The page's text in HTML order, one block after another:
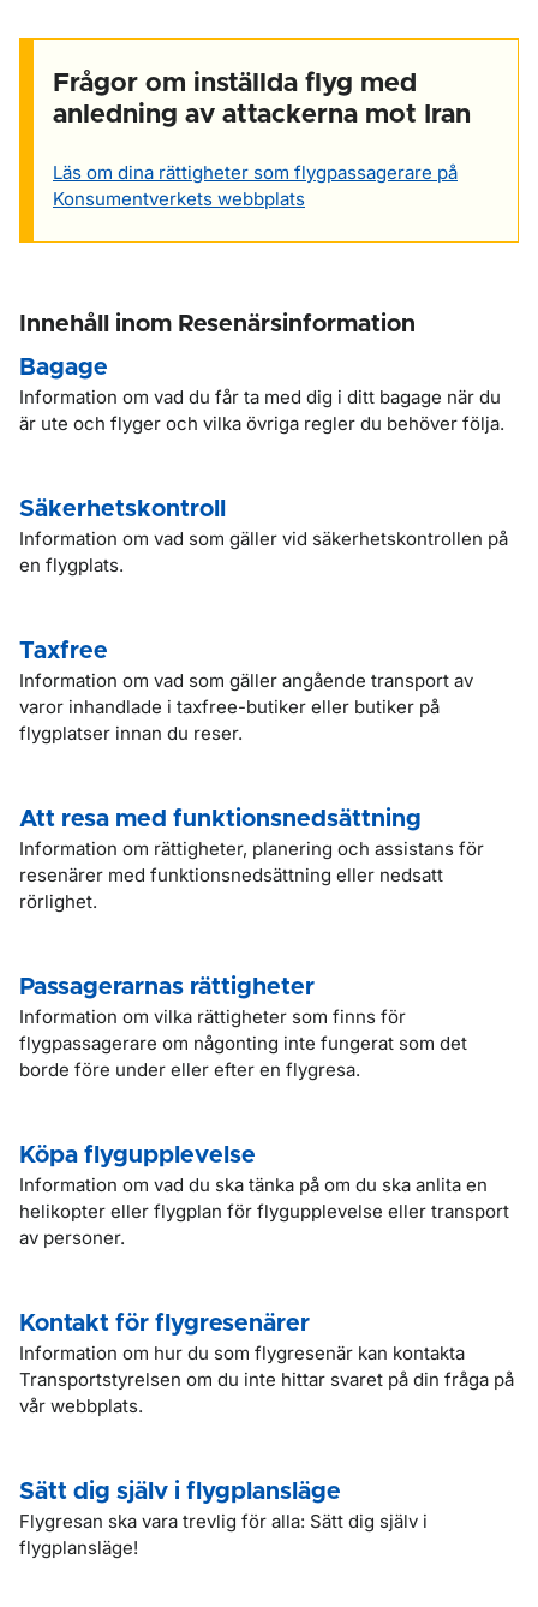
Frågor om inställda flyg med
anledning av attackerna mot Iran
Läs om dina rättigheter som flygpassagerare på
Konsumentverkets webbplats
Innehåll inom Resenärsinformation
Bagage
Information om vad du får ta med dig i ditt bagage när du
är ute och flyger och vilka övriga regler du behöver följa.
Säkerhetskontroll
Information om vad som gäller vid säkerhetskontrollen på
en flygplats.
Taxfree
Information om vad som gäller angående transport av
varor inhandlade i taxfree-butiker eller butiker på
flygplatser innan du reser.
Att resa med funktionsnedsättning
Information om rättigheter, planering och assistans för
resenärer med funktionsnedsättning eller nedsatt
rörlighet.
Passagerarnas rättigheter
Information om vilka rättigheter som finns för
flygpassagerare om någonting inte fungerat som det
borde före under eller efter en flygresa.
Köpa flygupplevelse
Information om vad du ska tänka på om du ska anlita en
helikopter eller flygplan för flygupplevelse eller transport
av personer.
Kontakt för flygresenärer
Information om hur du som flygresenär kan kontakta
Transportstyrelsen om du inte hittar svaret på din fråga på
vår webbplats.
Sätt dig själv i flygplansläge
Flygresan ska vara trevlig för alla: Sätt dig själv i
flygplansläge!